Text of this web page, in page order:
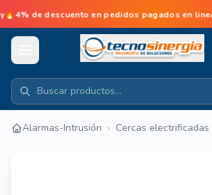
de descuento en pedidos pagados en
Alarmas-Intrusión › Cercas electrificadas